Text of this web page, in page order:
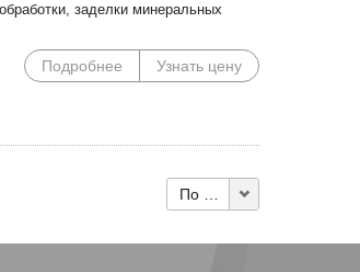
заделки минеральных
Подробнее Узнать цену
По 10